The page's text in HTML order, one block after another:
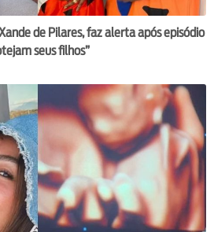
de Pilares, faz alerta após episódio
seus filhos”